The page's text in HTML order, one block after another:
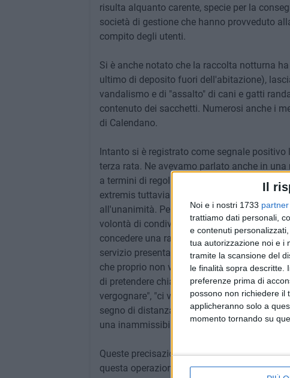
Il
Noi e i nostri 1733 partner
trattiamo dati personali,
e contenuti
tua autorizzazione noi e i
tramite la scansione del
le finalità sopra descritte.
preferenze prima di
possono non richiedere il
applicheranno solo a
momento tornando su
risulta alquanto carente, specie per la
società di gestione che hanno provveduto
compito degli utenti.
Si è anche notato che la raccolta notturna
ultimo di deposito fuori dell'abitazione),
vandalismo e di "assalto" di cani e gatti
contenuto dei sacchetti. Numerosi anche i
di Calendano.
Intanto si è registrato come segnale
terza rata. Ne avevamo parlato anche in
a termini di regolamento, non ci potevano
extremis tuttavia non ci sembra una saggia
all'unanimità. Perché mai i convinti
volontà di condividere una proroga,
concedere una rateazione, come
servizio presenta molte difficoltà che,
che proprio non va è la difficoltà della
di pretendere chiarezza, efficienza e
vergognare", "ci vuole civiltà" sulle labbra di
segno di distanza da quelle che possono
una inammissibile generalizzazione.
Queste precisazioni per significare quanta
questa operazione che potrebbe portare ad